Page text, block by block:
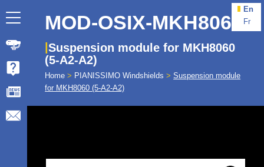
En
Fr
MOD-OSIX-MKH8060
Suspension module for MKH8060
(5-A2-A2)
Home > PIANISSIMO Windshields > Suspension module
for MKH8060 (5-A2-A2)